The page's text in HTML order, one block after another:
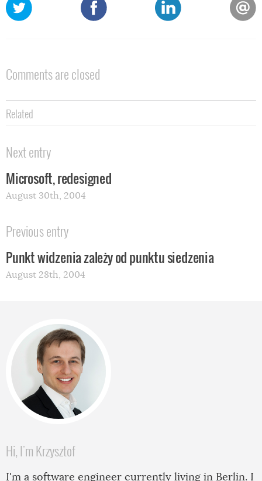
Comments are closed
Related
Next entry
Microsoft, redesigned
August 30th, 2004
Previous entry
Punkt widzenia zależy od punktu siedzenia
August 28th, 2004
Hi, I'm Krzysztof
I'm a software engineer currently living in Berlin. I